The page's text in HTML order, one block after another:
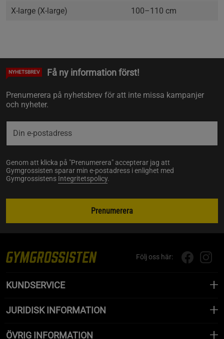
X-large (X-large) 100–110 cm
NYHETSBREV Få ny information först!
Prenumerera på nyhetsbrev för att inte missa kampanjer
och nyheter.
Genom att klicka på "Prenumerera" accepterar jag att
Gymgrossisten sparar min e-postadress i enlighet med
Gymgrossistens Integritetspolicy.
Prenumerera
Följ oss här:
KUNDSERVICE
JURIDISK INFORMATION
ÖVRIG INFORMATION